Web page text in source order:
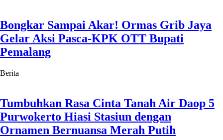
Bongkar Sampai Akar! Ormas Grib Jaya
Gelar Aksi Pasca-KPK OTT Bupati
Pemalang
Berita
Tumbuhkan Rasa Cinta Tanah Air Daop 5
Purwokerto Hiasi Stasiun dengan
Ornamen Bernuansa Merah Putih